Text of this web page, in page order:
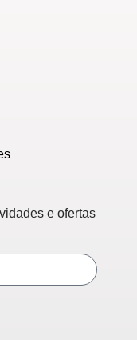
e ofertas